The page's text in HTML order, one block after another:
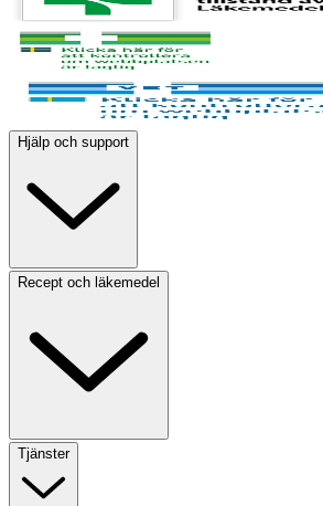
Hjälp och support
Recept och läkemedel
Tjänster